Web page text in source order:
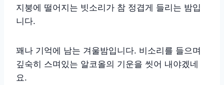
지붕에 떨어지는 빗소리가 참 정겹게 들리는 밤입
니다.
꽤나 기억에 남는 겨울밤입니다. 비소리를 들으며
깊숙히 스며있는 알코올의 기운을 씻어 내야겠네
요.